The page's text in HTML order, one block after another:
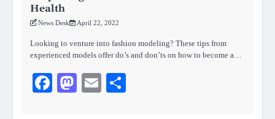
Health
News Desk April 22, 2022
Looking to venture into fashion modeling? These tips from
experienced models offer do’s and don’ts on how to become a…
Facebook
Mastodon
Email